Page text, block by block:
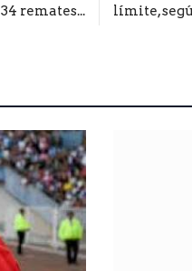
remates...
límite,